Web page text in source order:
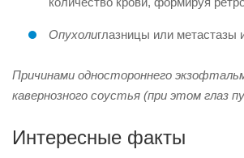
Опухолиглазницы или метастазы
Причинами одностороннего
кавернозного соустья (при этом глаз
Интересные факты